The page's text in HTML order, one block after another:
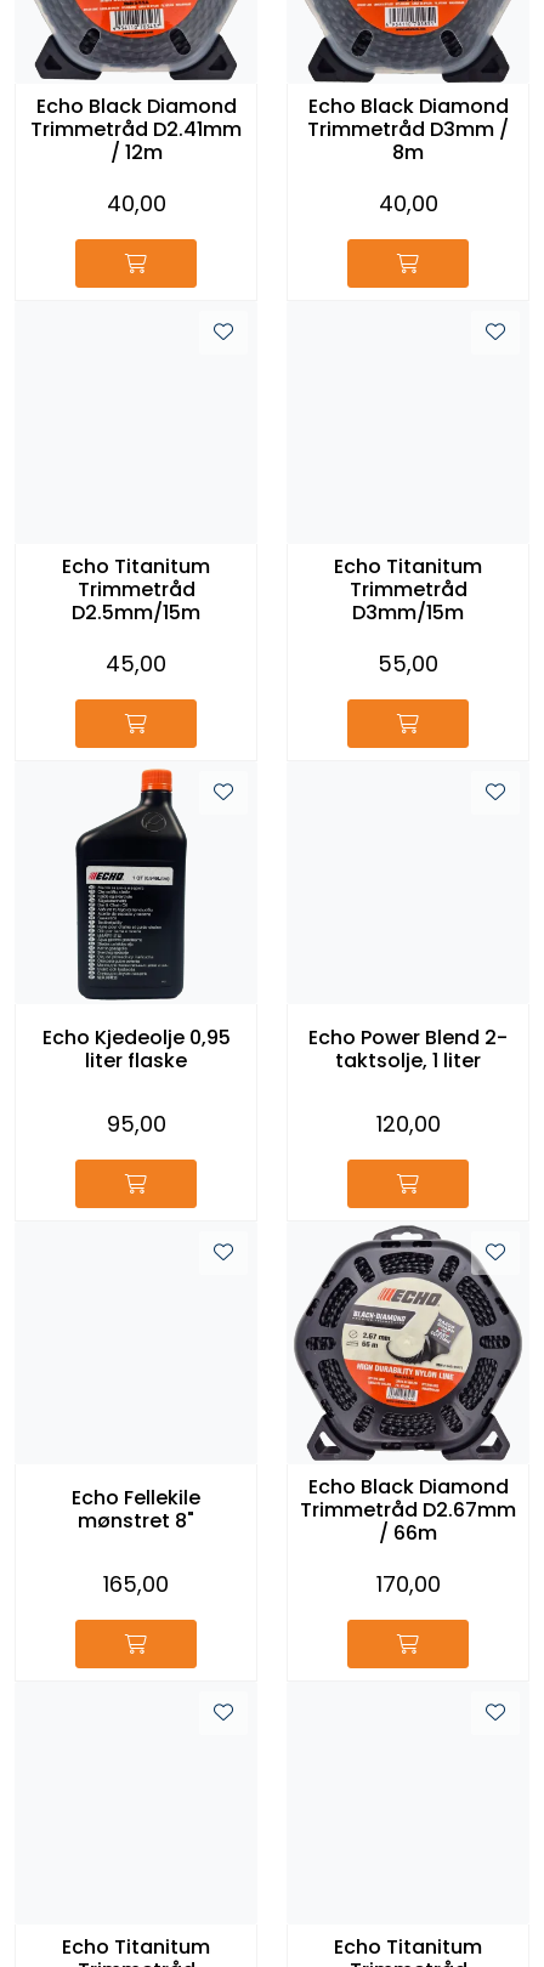
Echo Black Diamond
Trimmetråd D2.41mm
/ 12m
40,00
Echo Black Diamond
Trimmetråd D3mm /
8m
40,00
Echo Titanitum
Trimmetråd
D2.5mm/15m
45,00
Echo Titanitum
Trimmetråd
D3mm/15m
55,00
Echo Kjedeolje 0,95
liter flaske
95,00
Echo Power Blend 2-
taktsolje, 1 liter
120,00
Echo Fellekile
mønstret 8"
165,00
Echo Black Diamond
Trimmetråd D2.67mm
/ 66m
170,00
Echo Titanitum
Echo Titanitum
Kampanje
Kataloger